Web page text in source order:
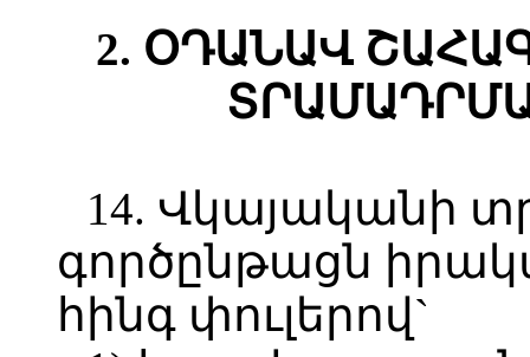
2. ՕԴԱՆԱՎ
14. Վկայականի
գործընթացն
հինգ փուլերով`